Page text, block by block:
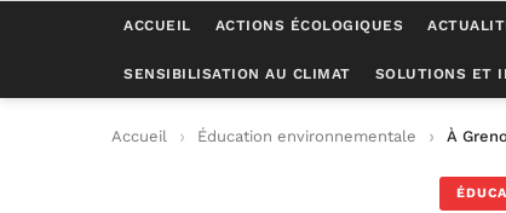
ACCUEIL ACTIONS ÉCOLOGIQUES
SENSIBILISATION AU CLIMAT SOLUTIONS ET
Accueil Éducation environnementale À